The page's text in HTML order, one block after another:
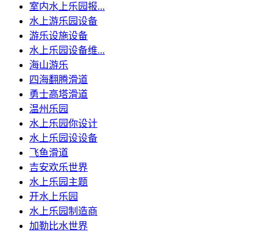
室内水上乐园报...
水上游乐园设备
游乐设施设备
水上乐园设备维...
海山游乐
四海翻腾滑道
勇士高塔滑道
温州乐园
水上乐园你设计
水上乐园设设备
飞鱼滑道
吉安欢乐世界
水上乐园主题
开水上乐园
水上乐园制造商
加勒比水世界